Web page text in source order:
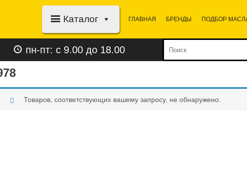
Каталог ГЛАВНАЯ БРЕНДЫ ПОДБОР
пн-пт: с 9.00 до 18.00
Товаров, соответствующих вашему запросу, не обнаружено.